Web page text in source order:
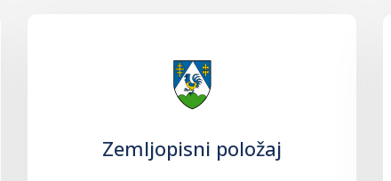
Zemljopisni položaj